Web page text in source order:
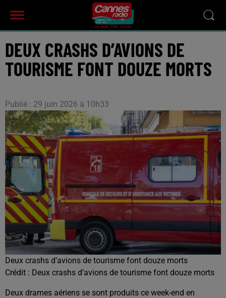
DEUX CRASHS D’AVIONS DE
TOURISME FONT DOUZE MORTS
Publié : 29 juin 2026 à 10h33
Deux crashs d’avions de tourisme font douze morts
Crédit : Deux crashs d’avions de tourisme font douze morts
Deux drames aériens se sont produits ce week-end en